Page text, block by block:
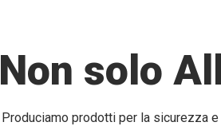
Non solo
Produciamo prodotti per la sicurezza